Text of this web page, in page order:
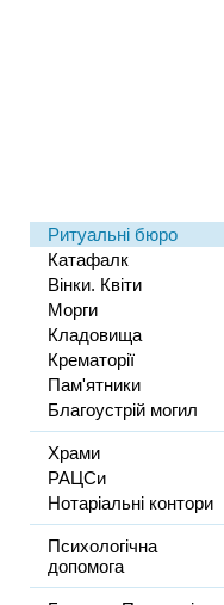
Ритуальні бюро
Катафалк
Вінки. Квіти
Морги
Кладовища
Крематорії
Пам'ятники
Благоустрій могил
Храми
РАЦСи
Нотаріальні контори
Психологічна
допомога